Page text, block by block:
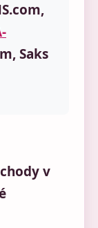
Saks
v